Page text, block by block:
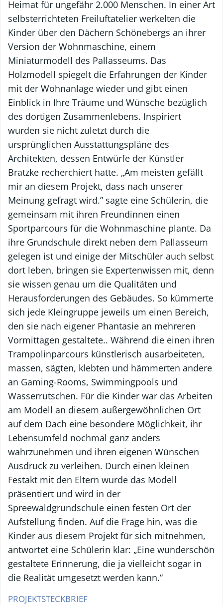
Heimat für ungefähr 2.000 Menschen. In einer Art
selbsterrichteten Freiluftatelier werkelten die
Kinder über den Dächern Schönebergs an ihrer
Version der Wohnmaschine, einem
Miniaturmodell des Pallasseums. Das
Holzmodell spiegelt die Erfahrungen der Kinder
mit der Wohnanlage wieder und gibt einen
Einblick in Ihre Träume und Wünsche bezüglich
des dortigen Zusammenlebens. Inspiriert
wurden sie nicht zuletzt durch die
ursprünglichen Ausstattungspläne des
Architekten, dessen Entwürfe der Künstler
Bratzke recherchiert hatte. „Am meisten gefällt
mir an diesem Projekt, dass nach unserer
Meinung gefragt wird.” sagte eine Schülerin, die
gemeinsam mit ihren Freundinnen einen
Sportparcours für die Wohnmaschine plante. Da
ihre Grundschule direkt neben dem Pallasseum
gelegen ist und einige der Mitschüler auch selbst
dort leben, bringen sie Expertenwissen mit, denn
sie wissen genau um die Qualitäten und
Herausforderungen des Gebäudes. So kümmerte
sich jede Kleingruppe jeweils um einen Bereich,
den sie nach eigener Phantasie an mehreren
Vormittagen gestaltete.. Während die einen ihren
Trampolinparcours künstlerisch ausarbeiteten,
massen, sägten, klebten und hämmerten andere
an Gaming-Rooms, Swimmingpools und
Wasserrutschen. Für die Kinder war das Arbeiten
am Modell an diesem außergewöhnlichen Ort
auf dem Dach eine besondere Möglichkeit, ihr
Lebensumfeld nochmal ganz anders
wahrzunehmen und ihren eigenen Wünschen
Ausdruck zu verleihen. Durch einen kleinen
Festakt mit den Eltern wurde das Modell
präsentiert und wird in der
Spreewaldgrundschule einen festen Ort der
Aufstellung finden. Auf die Frage hin, was die
Kinder aus diesem Projekt für sich mitnehmen,
antwortet eine Schülerin klar: „Eine wunderschön
gestaltete Erinnerung, die ja vielleicht sogar in
die Realität umgesetzt werden kann.”
PROJEKTSTECKBRIEF